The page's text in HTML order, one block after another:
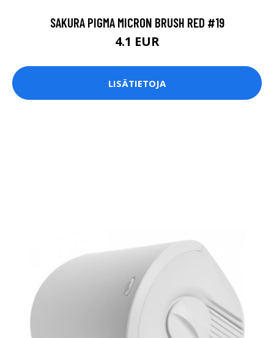
SAKURA PIGMA MICRON BRUSH RED #19
4.1 EUR
LISÄTIETOJA